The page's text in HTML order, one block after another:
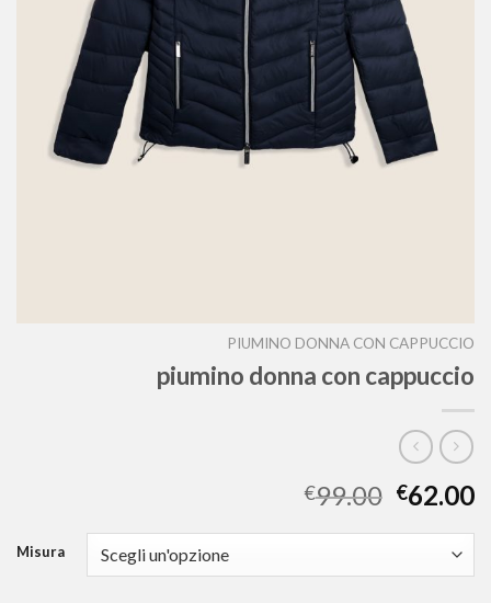
PIUMINO DONNA CON CAPPUCCIO
piumino donna con cappuccio
€99.00 €62.00
Misura